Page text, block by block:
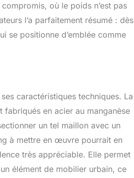
où le poids n’est pas
l’a parfaitement résumé : dès
se positionne d’emblée comme
caractéristiques techniques. La
en acier au manganèse
un tel maillon avec un
à mettre en œuvre pourrait en
très appréciable. Elle permet
élément de mobilier urbain, ce